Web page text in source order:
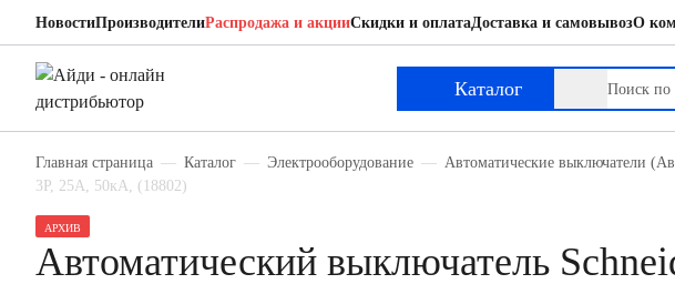
НовостиПроизводителиРаспродажа и акцииСкидки и оплатаДоставка и самовывозО
Каталог
Главная страница Каталог Электрооборудование Автоматические выключатели
3P, 25А, 50кА, (18802)
АРХИВ
Автоматический выключатель
Schneider Electric 18802
Автоматический выключатель